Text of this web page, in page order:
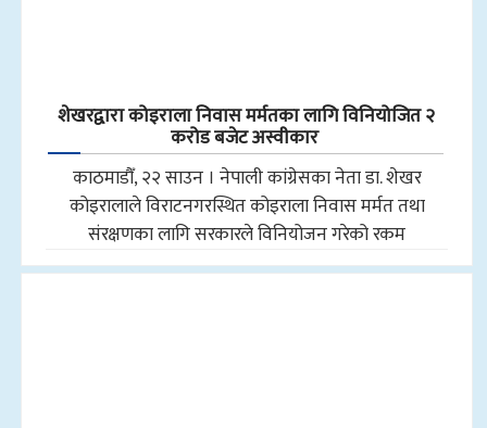
शेखरद्वारा कोइराला निवास मर्मतका लागि विनियोजित २
करोड बजेट अस्वीकार
काठमाडौँ, २२ साउन । नेपाली कांग्रेसका नेता डा. शेखर
कोइरालाले विराटनगरस्थित कोइराला निवास मर्मत तथा
संरक्षणका लागि सरकारले विनियोजन गरेको रकम